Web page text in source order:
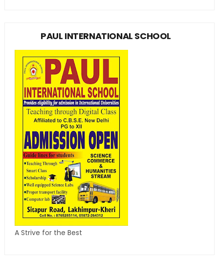
PAUL INTERNATIONAL SCHOOL
A Strive for the Best